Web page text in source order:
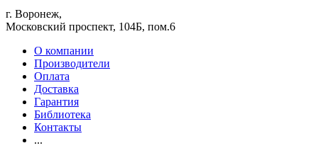
г. Воронеж,
​Московский проспект, 104Б, пом.6
О компании
Производители
Оплата
Доставка
Гарантия
Библиотека
Контакты
...